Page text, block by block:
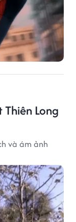
Long
và ám ảnh